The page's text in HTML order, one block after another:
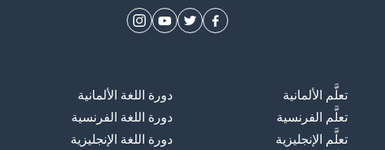
تعلَّم الألمانية
تعلَّم الفرنسية
تعلَّم الإنجليزية
دورة اللغة الألمانية
دورة اللغة الفرنسية
دورة اللغة الإنجليزية